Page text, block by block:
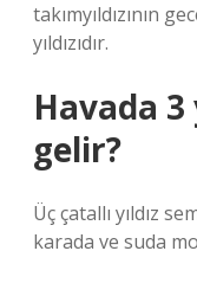
takımyıldızının
yıldızıdır.
Havada 3
gelir?
Üç çatallı yıldız
karada ve suda